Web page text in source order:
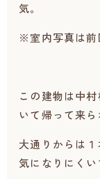
気。
※室内写真は前
この建物は中
いて帰って来ら
大通りからは
気になりにくい